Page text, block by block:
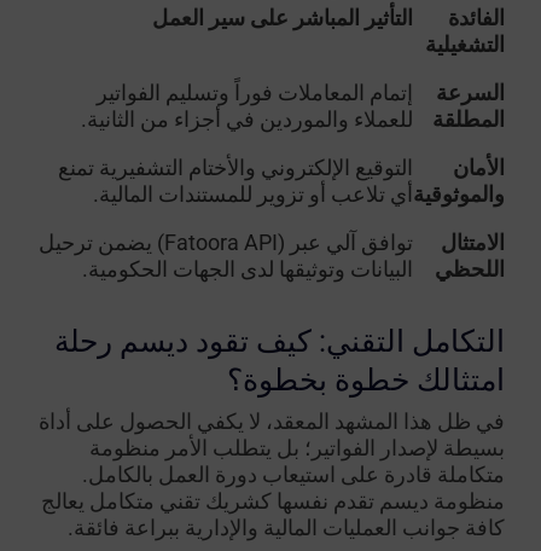
الفائدة
التشغيلية
التأثير المباشر على سير العمل
السرعة
المطلقة
إتمام المعاملات فوراً وتسليم الفواتير
للعملاء والموردين في أجزاء من الثانية.
الأمان
والموثوقية
التوقيع الإلكتروني والأختام التشفيرية تمنع
أي تلاعب أو تزوير للمستندات المالية.
الامتثال
اللحظي
توافق آلي عبر (Fatoora API) يضمن ترحيل
البيانات وتوثيقها لدى الجهات الحكومية.
التكامل التقني: كيف تقود ديسم رحلة
امتثالك خطوة بخطوة؟
في ظل هذا المشهد المعقد، لا يكفي الحصول على أداة
بسيطة لإصدار الفواتير؛ بل يتطلب الأمر منظومة
متكاملة قادرة على استيعاب دورة العمل بالكامل.
منظومة ديسم تقدم نفسها كشريك تقني متكامل يعالج
كافة جوانب العمليات المالية والإدارية ببراعة فائقة.